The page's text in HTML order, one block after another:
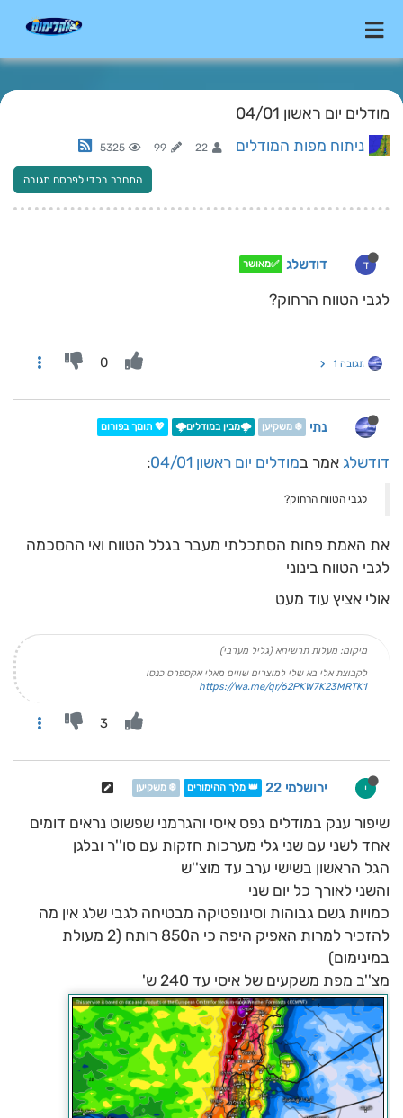
מודלים יום ראשון 04/01
ניתוח מפות המודלים 22
99
5325
התחבר בכדי לפרסם תגובה
ד דודשלג ✅מאושר
לגבי הטווח הרחוק?
תגובה 1 0
נתי ❄️ משקיען 🌩️מבין במודלים🌩️ 💖 תומך בפורום
דודשלג אמר במודלים יום ראשון 04/01 :
לגבי הטווח הרחוק?
את האמת פחות הסתכלתי מעבר בגלל הטווח ואי ההסכמה
לגבי הטווח בינוני
אולי אציץ עוד מעט
מיקום: מעלות תרשיחא (גליל מערבי)
לקבוצת אלי בא שלי למוצרים שווים מאלי אקספרס כנסו
https://wa.me/qr/62PKW7K23MRTK1
3
י ירושלמי 22 👑 מלך ההימורים ❄️ משקיען
שיפור ענק במודלים גפס איסי והגרמני שפשוט נראים דומים
אחד לשני עם שני גלי מערכות חזקות עם סו''ר ובלגן
הגל הראשון בשישי ערב עד מוצ''ש
והשני לאורך כל יום שני
כמויות גשם גבוהות וסינופטיקה מבטיחה לגבי שלג אין מה
להזכיר למרות האפיק היפה כי ה850 רותח (2 מעולת
במינימום)
מצ''ב מפת משקעים של איסי עד 240 ש'